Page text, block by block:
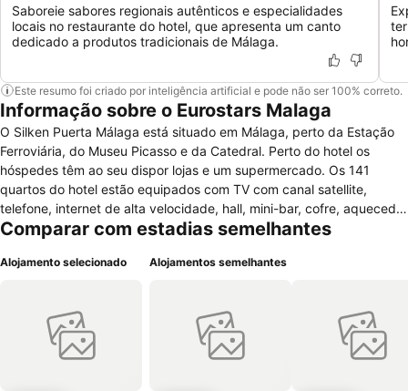
Saboreie sabores regionais autênticos e especialidades
locais no restaurante do hotel, que apresenta um canto
dedicado a produtos tradicionais de Málaga.
Este resumo foi criado por inteligência artificial e pode não ser 100% correto.
Informação sobre o Eurostars Malaga
O Silken Puerta Málaga está situado em Málaga, perto da Estação
Ferroviária, do Museu Picasso e da Catedral. Perto do hotel os
hóspedes têm ao seu dispor lojas e um supermercado. Os 141
quartos do hotel estão equipados com TV com canal satellite,
telefone, internet de alta velocidade, hall, mini-bar, cofre, aquecedor
e ar condicionado. As casas de banho possuem banheira / duche e
para não-fumadores. Existem comodidades para pessoas com
sauna, centro de fitness, solário, massagem, jacuzzi. restaurante,
bar, comodidades para reuniões/banquetes, centro de negócios,
aluguer de carro, posto de turismo, elevador, sala para bagagem,
Comparar com estadias semelhantes
Alojamento selecionado Alojamentos semelhantes